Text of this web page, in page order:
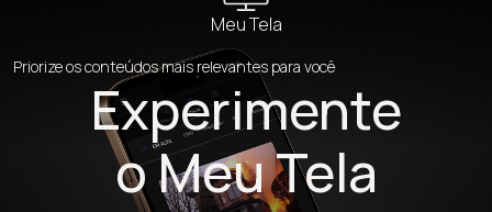
Meu Tela
Priorize os conteúdos mais relevantes para você
Experimente
o Meu Tela